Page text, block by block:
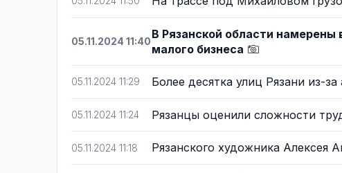
05.11.2024 11:40
В Рязанской области
малого бизнеса
05.11.2024 11:29 Более десятка улиц Рязани из-
05.11.2024 11:24 Рязанцы оценили сложности
05.11.2024 11:18 Рязанского художника Алексея